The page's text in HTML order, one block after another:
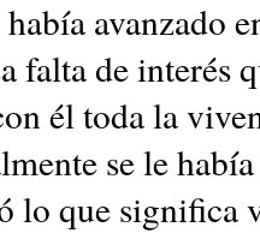
avanzado
falta de interés
él toda la
se le
lo que significa